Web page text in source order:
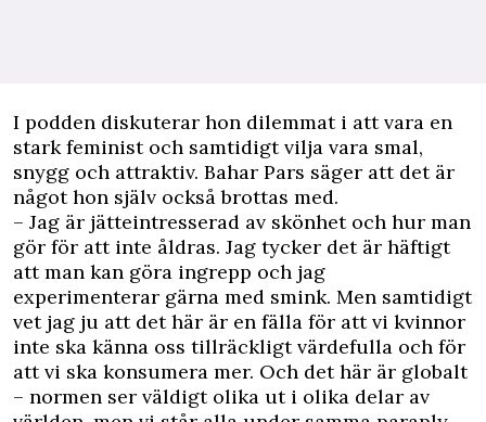
I podden diskuterar hon dilemmat i att vara en
stark feminist och samtidigt vilja vara smal,
snygg och attraktiv. Bahar Pars säger att det är
något hon själv också brottas med.
– Jag är jätteintresserad av skönhet och hur man
gör för att inte åldras. Jag tycker det är häftigt
att man kan göra ingrepp och jag
experimenterar gärna med smink. Men samtidigt
vet jag ju att det här är en fälla för att vi kvinnor
inte ska känna oss tillräckligt värdefulla och för
att vi ska konsumera mer. Och det här är globalt
– normen ser väldigt olika ut i olika delar av